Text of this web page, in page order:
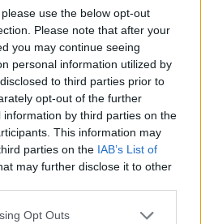
use the below opt-out
Please note that after your
you may continue seeing
personal information utilized by
to third parties prior to
opt-out of the further
by third parties on the
This information may
parties on the IAB’s List of
may further disclose it to other
app uses one or more Google
Opt Outs
Μητσοτάκη, Φλωρίδη
στη σήψη - Συγκάλυψη
απευθύνεται η Μαρία